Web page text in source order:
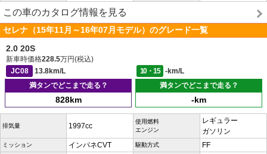
この車のカタログ情報を見る
セレナ（15年11月～16年07月モデル）のグレード一覧
2.0 20S
新車時価格228.5万円(税込)
JC08
13.8km/L 10・15
-km/L
満タンでどこまで走る？
828km
満タンでどこまで走る？
-km
排気量 1997cc
使用燃料
エンジン
レギュラー
ガソリン
ミッション インパネCVT 駆動方式 FF